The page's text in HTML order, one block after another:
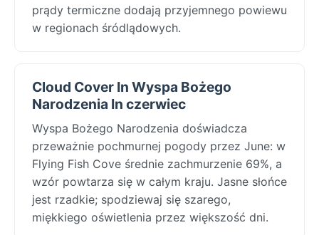
prądy termiczne dodają przyjemnego powiewu
w regionach śródlądowych.
Cloud Cover In Wyspa Bożego
Narodzenia In czerwiec
Wyspa Bożego Narodzenia doświadcza
przeważnie pochmurnej pogody przez June: w
Flying Fish Cove średnie zachmurzenie 69%, a
wzór powtarza się w całym kraju. Jasne słońce
jest rzadkie; spodziewaj się szarego,
miękkiego oświetlenia przez większość dni.